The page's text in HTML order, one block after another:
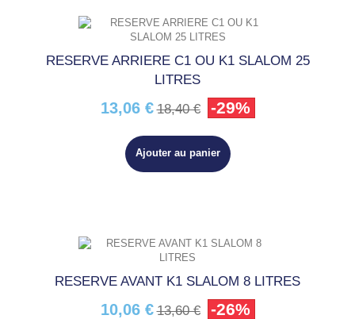
RESERVE ARRIERE C1 OU K1 SLALOM 25
LITRES
13,06 € 18,40 € -29%
Ajouter au panier
RESERVE AVANT K1 SLALOM 8 LITRES
10,06 € 13,60 € -26%